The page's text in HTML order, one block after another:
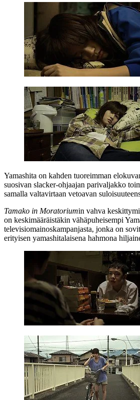
Yamashita on kahden tuoreimman
suosivan slacker-ohjaajan parivaljakko
samalla valtavirtaan vetoavan
Tamako in Moratoriumin vahva
on keskimääräistäkin vähäpuheisempi
televisiomainoskampanjasta, jonka on
erityisen yamashitalaisena hahmona